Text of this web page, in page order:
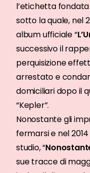
l’etichetta
sotto la quale, nel
album ufficiale “
successivo il
perquisizione
arrestato e
domiciliari dopo il
“Kepler”.
Nonostante gli
fermarsi e nel
studio, “
sue tracce di